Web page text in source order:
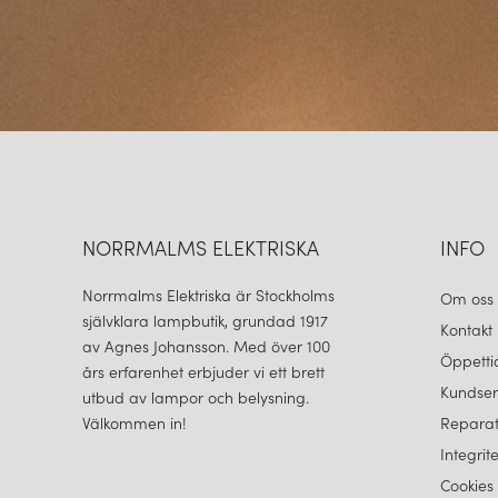
NORRMALMS ELEKTRISKA
Norrmalms Elektriska är Stockholms
självklara lampbutik, grundad 1917
av Agnes Johansson. Med över 100
års erfarenhet erbjuder vi ett brett
utbud av lampor och belysning.
Välkommen in!
INFO
Om oss
Kontakt
Cookies